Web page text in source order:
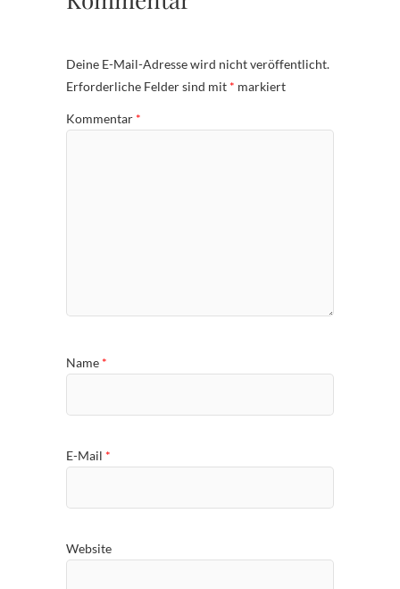
Deine E-Mail-Adresse wird nicht veröffentlicht.
Erforderliche Felder sind mit * markiert
Kommentar *
Name *
E-Mail *
Website